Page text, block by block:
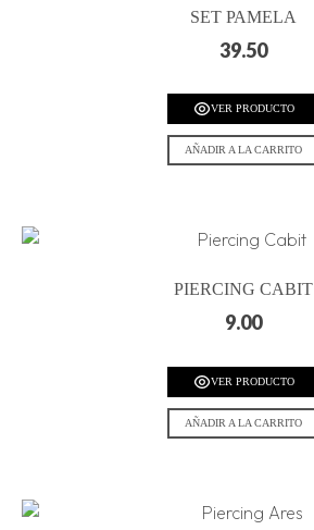
SET PAMELA
39.50
VER PRODUCTO
AÑADIR A LA CARRITO
PIERCING CABIT
9.00
VER PRODUCTO
AÑADIR A LA CARRITO